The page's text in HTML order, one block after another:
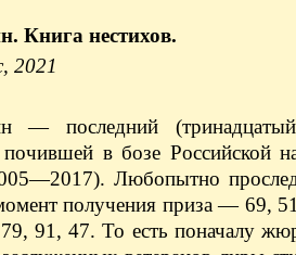
Книга нестихов.
2021
— последний
в бозе Российской
Любопытно
получения приза — 69,
91, 47. То есть поначалу